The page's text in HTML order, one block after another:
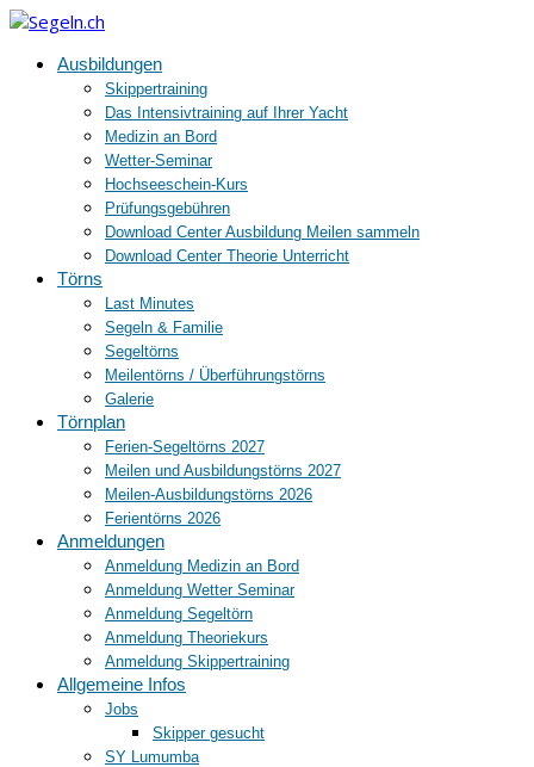
Ausbildungen
Skippertraining
Das Intensivtraining auf Ihrer Yacht
Medizin an Bord
Wetter-Seminar
Hochseeschein-Kurs
Prüfungsgebühren
Download Center Ausbildung Meilen sammeln
Download Center Theorie Unterricht
Törns
Last Minutes
Segeln & Familie
Segeltörns
Meilentörns / Überführungstörns
Galerie
Törnplan
Ferien-Segeltörns 2027
Meilen und Ausbildungstörns 2027
Meilen-Ausbildungstörns 2026
Ferientörns 2026
Anmeldungen
Anmeldung Medizin an Bord
Anmeldung Wetter Seminar
Anmeldung Segeltörn
Anmeldung Theoriekurs
Anmeldung Skippertraining
Allgemeine Infos
Jobs
Skipper gesucht
SY Lumumba